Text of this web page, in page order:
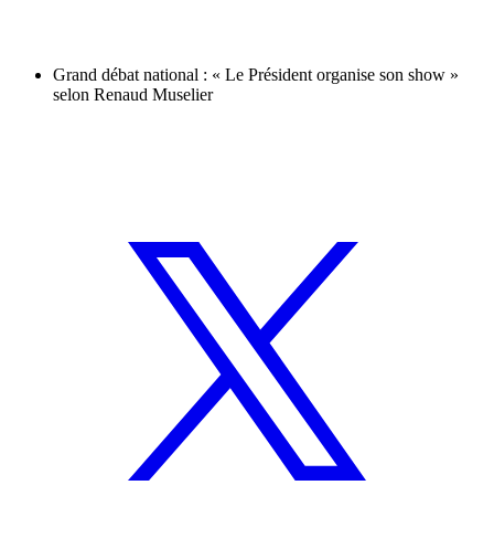
Grand débat national : « Le Président organise son show »
selon Renaud Muselier